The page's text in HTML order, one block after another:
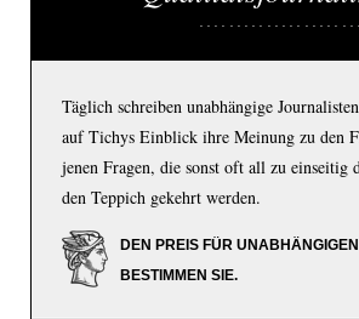
Täglich schreiben unabhängige
auf Tichys Einblick ihre Meinung zu den
jenen Fragen, die sonst oft all zu einseitig
den Teppich gekehrt werden.
DEN PREIS FÜR
BESTIMMEN SIE.